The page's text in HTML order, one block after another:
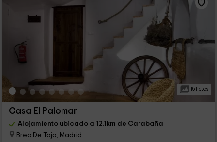
15 Fotos
Casa El Palomar
Alojamiento ubicado a 12.1km de Carabaña
Brea De Tajo, Madrid